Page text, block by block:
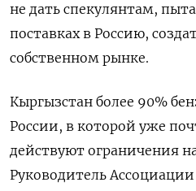
не дать спекулянтам,
поставках в Россию,
собственном рынке.
Кыргызстан более 90%
России, в которой уже
действуют ограничения
Руководитель